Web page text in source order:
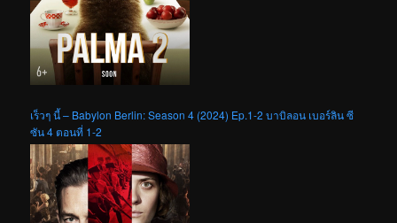
เร็วๆ นี้ – Babylon Berlin: Season 4 (2024) Ep.1-2 บาบิลอน เบอร์ลิน ซี
ซัน 4 ตอนที่ 1-2